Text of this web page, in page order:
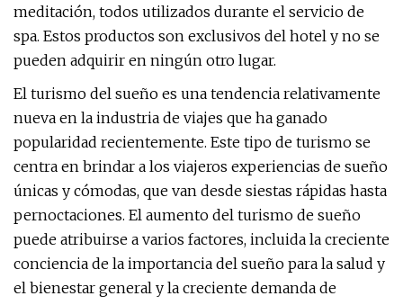
meditación, todos utilizados durante el servicio de
spa. Estos productos son exclusivos del hotel y no se
pueden adquirir en ningún otro lugar.
El turismo del sueño es una tendencia relativamente
nueva en la industria de viajes que ha ganado
popularidad recientemente. Este tipo de turismo se
centra en brindar a los viajeros experiencias de sueño
únicas y cómodas, que van desde siestas rápidas hasta
pernoctaciones. El aumento del turismo de sueño
puede atribuirse a varios factores, incluida la creciente
conciencia de la importancia del sueño para la salud y
el bienestar general y la creciente demanda de